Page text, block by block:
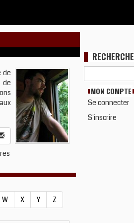
de
de
W X Y Z
RECHERCHE
MON COMPTE
Se connecter
S'inscrire